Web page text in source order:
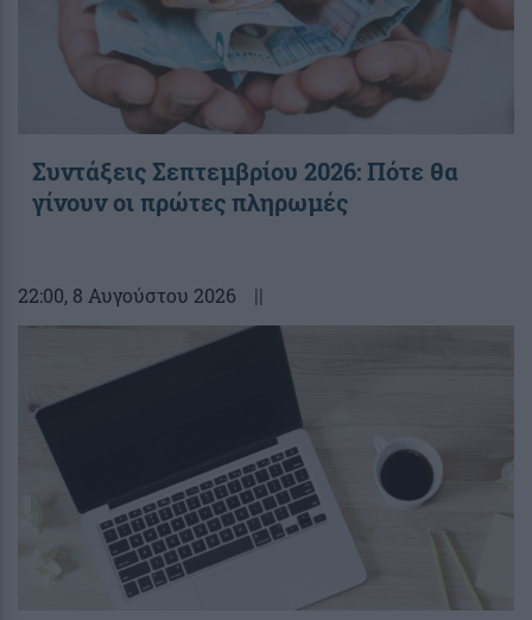
Συντάξεις Σεπτεμβρίου 2026: Πότε θα
γίνουν οι πρώτες πληρωμές
22:00, 8 Αυγούστου 2026 ||